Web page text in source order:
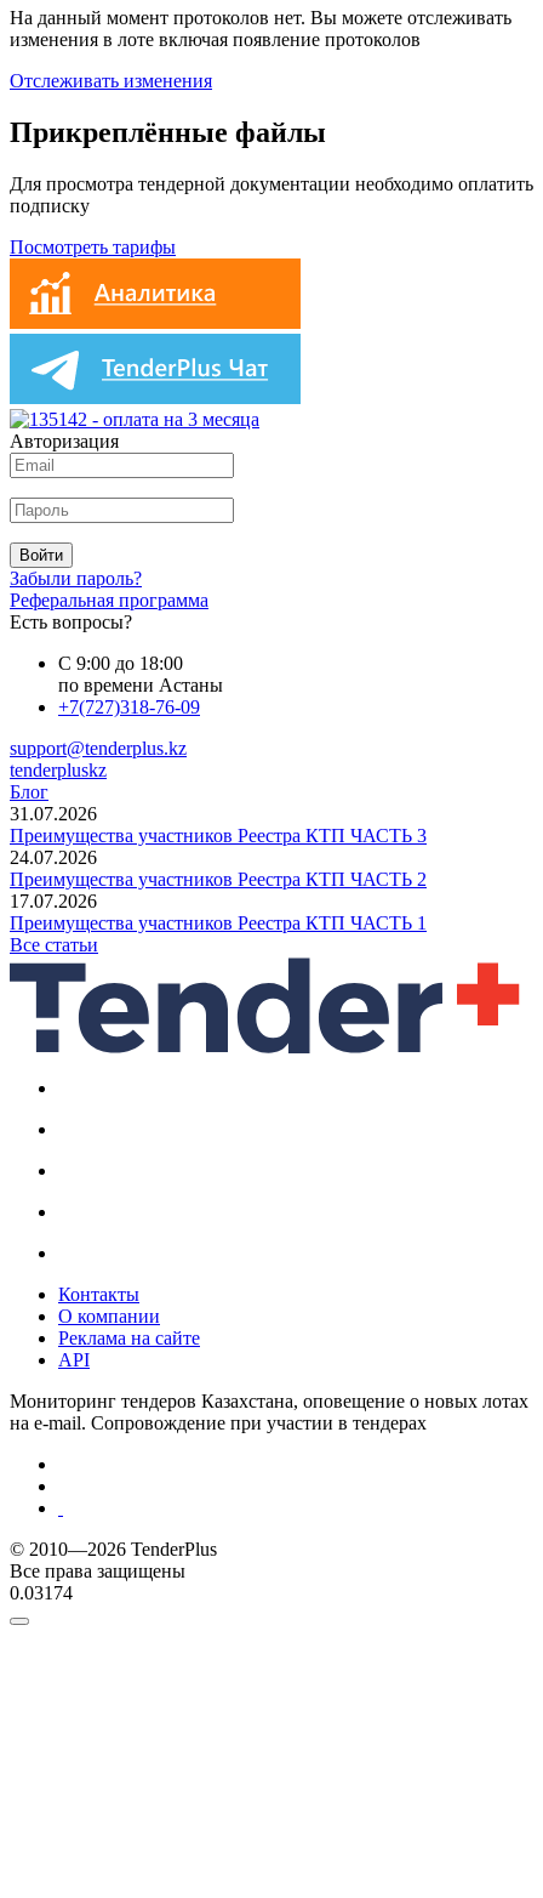
На данный момент протоколов нет. Вы можете отслеживать
изменения в лоте включая появление протоколов
Отслеживать изменения
Прикреплённые файлы
Для просмотра тендерной документации необходимо оплатить
подписку
Посмотреть тарифы
Авторизация
Войти
Забыли пароль?
Реферальная программа
Есть вопросы?
С 9:00 до 18:00
по времени Астаны
+7(727)318-76-09
support@tenderplus.kz
tenderpluskz
Блог
31.07.2026
Преимущества участников Реестра КТП ЧАСТЬ 3
24.07.2026
Преимущества участников Реестра КТП ЧАСТЬ 2
17.07.2026
Преимущества участников Реестра КТП ЧАСТЬ 1
Все статьи
Контакты
О компании
Реклама на сайте
API
Мониторинг тендеров Казахстана, оповещение о новых лотах
на e-mail. Сопровождение при участии в тендерах
© 2010—2026 TenderPlus
Все права защищены
0.03174